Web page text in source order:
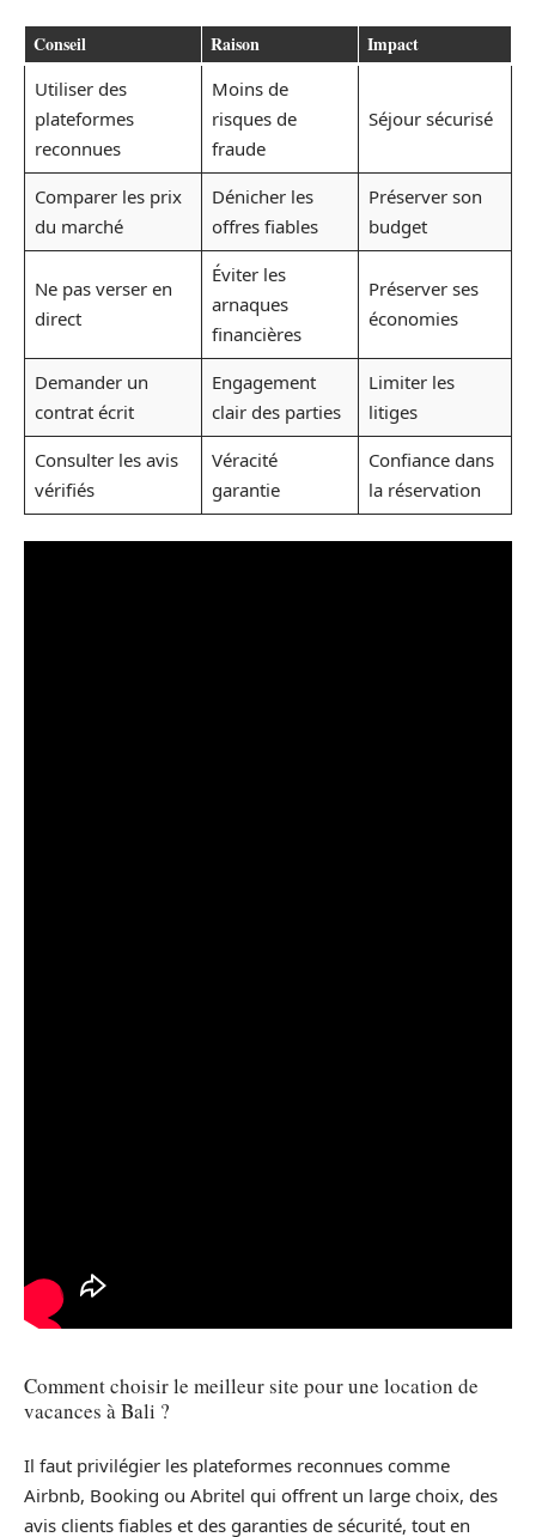
Conseil Raison Impact
Utiliser des
plateformes
reconnues
Moins de
risques de
fraude
Séjour sécurisé
Comparer les prix
du marché
Dénicher les
offres fiables
Préserver son
budget
Ne pas verser en
direct
Éviter les
arnaques
financières
Préserver ses
économies
Demander un
contrat écrit
Engagement
clair des parties
Limiter les
litiges
Consulter les avis
vérifiés
Véracité
garantie
Confiance dans
la réservation
Comment choisir le meilleur site pour une location de
vacances à Bali ?
Il faut privilégier les plateformes reconnues comme
Airbnb, Booking ou Abritel qui offrent un large choix, des
avis clients fiables et des garanties de sécurité, tout en